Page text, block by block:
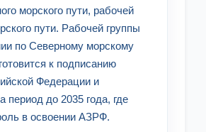
морского пути, рабочей
пути. Рабочей группы
по Северному морскому
к подписанию
Федерации и
период до 2035 года, где
в освоении АЗРФ.